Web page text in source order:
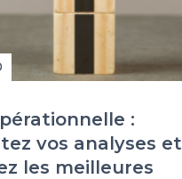
:
vos analyses et
les meilleures